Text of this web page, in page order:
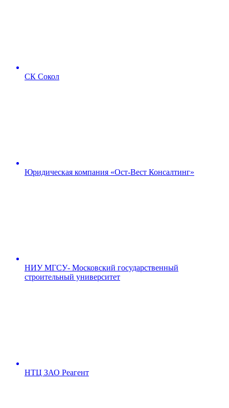
СК Сокол
Юридическая компания «Ост-Вест Консалтинг»
НИУ МГСУ- Московский государственный
строительный университет
НТЦ ЗАО Реагент